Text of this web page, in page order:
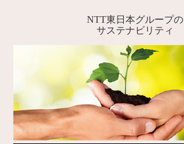
NTT東日本グループの
サステナビリティ